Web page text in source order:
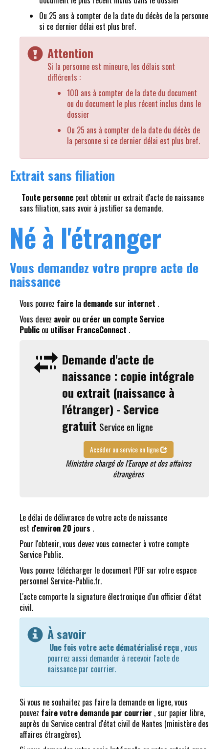
Ou 25 ans à compter de la date du décès de la personne
si ce dernier délai est plus bref.
Attention
Si la personne est mineure, les délais sont
différents :
100 ans à compter de la date du document
ou du document le plus récent inclus dans le
dossier
Ou 25 ans à compter de la date du décès de
la personne si ce dernier délai est plus bref.
Extrait sans filiation
Toute personne peut obtenir un extrait d'acte de naissance
sans filiation, sans avoir à justifier sa demande.
Né à l'étranger
Vous demandez votre propre acte de
naissance
Vous pouvez faire la demande sur internet .
Vous devez avoir ou créer un compte Service
Public ou utiliser FranceConnect .
Demande d'acte de
naissance : copie intégrale
ou extrait (naissance à
l'étranger) - Service
gratuit Service en ligne
Accéder au service en ligne
Ministère chargé de l'Europe et des affaires
étrangères
Le délai de délivrance de votre acte de naissance
est d'environ 20 jours .
Pour l'obtenir, vous devez vous connecter à votre compte
Service Public.
Vous pouvez télécharger le document PDF sur votre espace
personnel Service-Public.fr.
L'acte comporte la signature électronique d'un officier d'état
civil.
À savoir
Une fois votre acte dématérialisé reçu , vous
pourrez aussi demander à recevoir l'acte de
naissance par courrier.
Si vous ne souhaitez pas faire la demande en ligne, vous
pouvez faire votre demande par courrier , sur papier libre,
auprès du Service central d'état civil de Nantes (ministère des
affaires étrangères).